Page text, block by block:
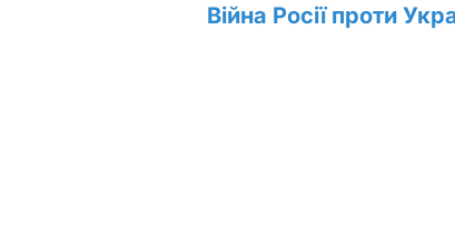
Війна Росії проти